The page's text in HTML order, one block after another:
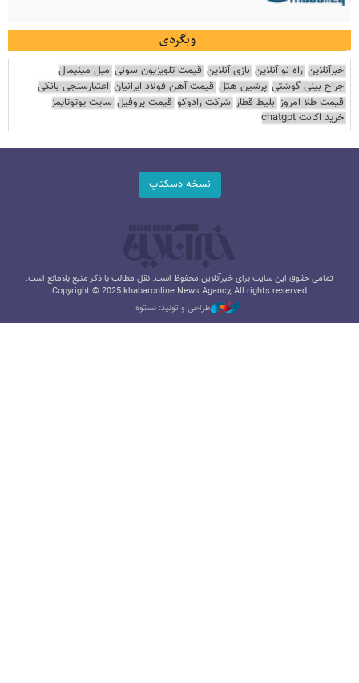
وبگردی
خبرآنلاین راه نو آنلاین بازی آنلاین قیمت تلویزیون سونی مبل مینیمال
جراح بینی گوشتی پرشین هتل قیمت آهن فولاد ایرانیان اعتبارسنجی بانکی
قیمت طلا امروز بلیط قطار شرکت رادوکو قیمت پروفیل سایت یوتوتایمز
خرید اکانت chatgpt
نسخه دسکتاپ
تمامی حقوق این سایت برای خبرآنلاین محفوظ است. نقل مطالب با ذکر منبع بلامانع است.
Copyright © 2025 khabaronline News Agancy, All rights reserved
طراحی و تولید: نستوه